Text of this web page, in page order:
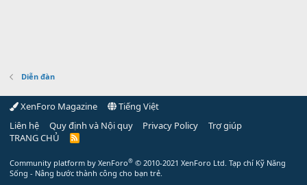
Diễn đàn
XenForo Magazine
Tiếng Việt
Liên hệ
Quy định và Nội quy Privacy Policy
Trợ giúp
TRANG CHỦ
R
Community platform by XenForo® © 2010-2021 XenForo Ltd. Tạp chí Kỹ Năng
Sống - Nâng bước thành công cho bạn trẻ.